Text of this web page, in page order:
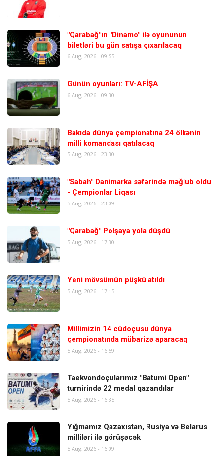
"Qarabağ"ın "Dinamo" ilə oyununun
biletləri bu gün satışa çıxarılacaq
6 Aug, 2026 - 09:55
Günün oyunları: TV-AFİŞA
6 Aug, 2026 - 09:30
Bakıda dünya çempionatına 24 ölkənin
milli komandası qatılacaq
5 Aug, 2026 - 23:30
"Sabah" Danimarka səfərində məğlub oldu
- Çempionlar Liqası
5 Aug, 2026 - 23:09
"Qarabağ" Polşaya yola düşdü
5 Aug, 2026 - 17:30
Yeni mövsümün püşkü atıldı
5 Aug, 2026 - 17:15
Millimizin 14 cüdoçusu dünya
çempionatında mübarizə aparacaq
5 Aug, 2026 - 16:59
Taekvondoçularımız "Batumi Open"
turnirində 22 medal qazandılar
5 Aug, 2026 - 16:35
Yığmamız Qazaxıstan, Rusiya və Belarus
milliləri ilə görüşəcək
5 Aug, 2026 - 16:09